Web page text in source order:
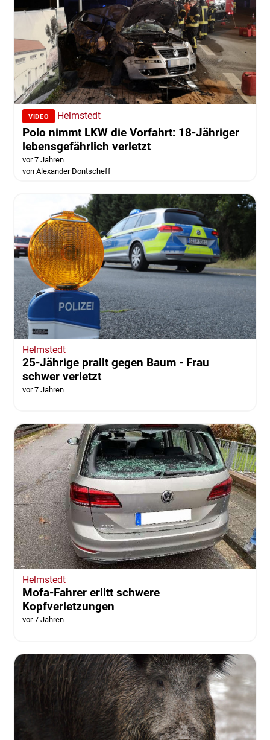
VIDEO Helmstedt
Polo nimmt LKW die Vorfahrt: 18-Jähriger
lebensgefährlich verletzt
vor 7 Jahren
von Alexander Dontscheff
Helmstedt
25-Jährige prallt gegen Baum - Frau
schwer verletzt
vor 7 Jahren
Helmstedt
Mofa-Fahrer erlitt schwere
Kopfverletzungen
vor 7 Jahren